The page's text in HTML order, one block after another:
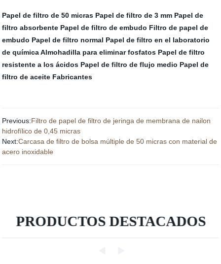
Papel de filtro de 50 micras Papel de filtro de 3 mm Papel de
filtro absorbente Papel de filtro de embudo Filtro de papel de
embudo Papel de filtro normal Papel de filtro en el laboratorio
de química Almohadilla para eliminar fosfatos Papel de filtro
resistente a los ácidos Papel de filtro de flujo medio Papel de
filtro de aceite Fabricantes
Previous:Filtro de papel de filtro de jeringa de membrana de nailon
hidrofílico de 0,45 micras
Next:Carcasa de filtro de bolsa múltiple de 50 micras con material de
acero inoxidable
PRODUCTOS DESTACADOS